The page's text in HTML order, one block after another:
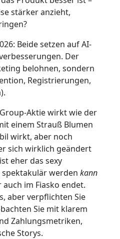
stärker anzieht,
Beide setzen auf AI-
Der
belohnen, sondern
Registrierungen,
Aktie wirkt wie der
einem Strauß Blumen
wirkt, aber noch
sich wirklich geändert
eher das sexy
spektakulär werden kann
im Fiasko endet.
aber verpflichten Sie
Sie mit klarem
Zahlungsmetriken,
Storys.